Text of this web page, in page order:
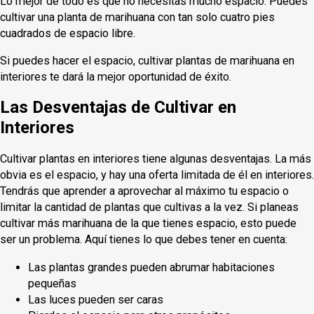
cultivar una planta de marihuana con tan solo cuatro pies
cuadrados de espacio libre.
Si puedes hacer el espacio, cultivar plantas de marihuana en
interiores te dará la mejor oportunidad de éxito.
Las Desventajas de Cultivar en
Interiores
Cultivar plantas en interiores tiene algunas desventajas. La más
obvia es el espacio, y hay una oferta limitada de él en interiores.
Tendrás que aprender a aprovechar al máximo tu espacio o
limitar la cantidad de plantas que cultivas a la vez. Si planeas
cultivar más marihuana de la que tienes espacio, esto puede
ser un problema. Aquí tienes lo que debes tener en cuenta:
Las plantas grandes pueden abrumar habitaciones
pequeñas
Las luces pueden ser caras